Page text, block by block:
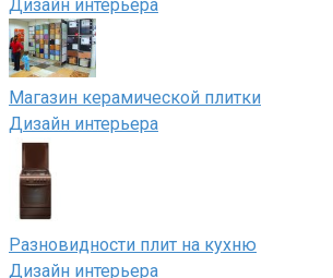
Дизайн интерьера
Магазин керамической плитки
Дизайн интерьера
Разновидности плит на кухню
Дизайн интерьера